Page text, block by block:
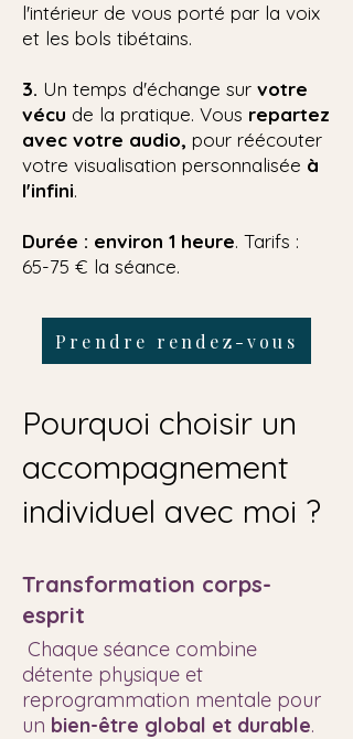
l'intérieur de vous porté par la voix
et les bols tibétains.
3. Un temps d'échange sur votre
vécu de la pratique. Vous repartez
avec votre audio, pour réécouter
votre visualisation personnalisée à
l'infini.
Durée : environ 1 heure. Tarifs :
65-75 € la séance.
Prendre rendez-vous
Pourquoi choisir un
accompagnement
individuel avec moi ?
Transformation corps-
esprit
Chaque séance combine
détente physique et
reprogrammation mentale pour
un bien-être global et durable.